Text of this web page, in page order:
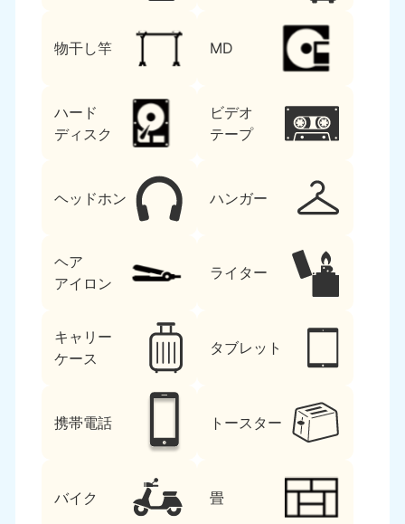
物干し竿 MD
ハード
ディスク
ビデオ
テープ
ヘッドホン ハンガー
ヘア
アイロン
ライター
キャリー
ケース
タブレット
携帯電話 トースター
バイク 畳